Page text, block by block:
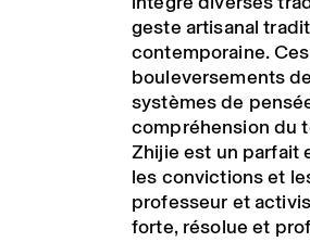
geste artisanal
contemporaine.
bouleversements
systèmes de
compréhension du
Zhijie est un parfait
les convictions et
professeur et
forte, résolue et